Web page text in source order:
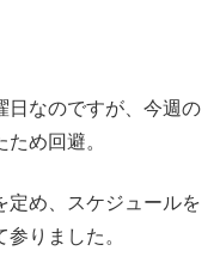
日なのですが、今週の
め回避。
定め、スケジュールを
りました。